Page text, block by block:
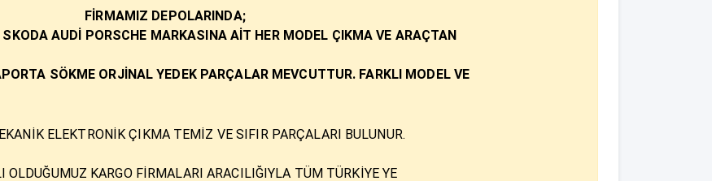
FİRMAMIZ DEPOLARINDA;​
AUDİ PORSCHE MARKASINA AİT HER MODEL ÇIKMA VE ARAÇTAN
SÖKME ORJİNAL YEDEK PARÇALAR MEVCUTTUR. FARKLI MODEL VE
ELEKTRONİK ÇIKMA TEMİZ VE SIFIR PARÇALARI BULUNUR.
OLDUĞUMUZ KARGO FİRMALARI ARACILIĞIYLA TÜM TÜRKİYE YE